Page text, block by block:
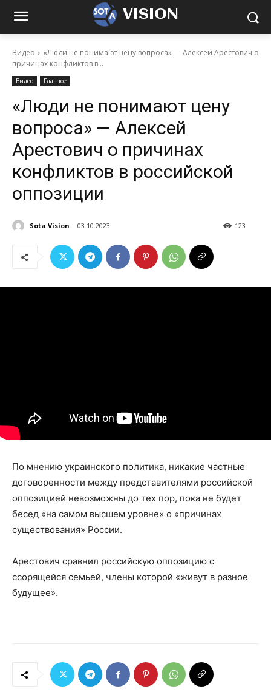
VISION
Видео
«Люди не понимают цену вопроса» — Алексей Арестович о
причинах конфликтов в...
Видео Главное
«Люди не понимают цену
вопроса» — Алексей
Арестович о причинах
конфликтов в российской
оппозиции
Sota Vision 03.10.2023 123
По мнению украинского политика, никакие частные
договоренности между представителями российской
оппозицией невозможны до тех пор, пока не будет
бесед «на самом высшем уровне» о «причинах
существования» России.
Арестович сравнил российскую оппозицию с
ссорящейся семьей, члены которой «живут в разное
будущее».